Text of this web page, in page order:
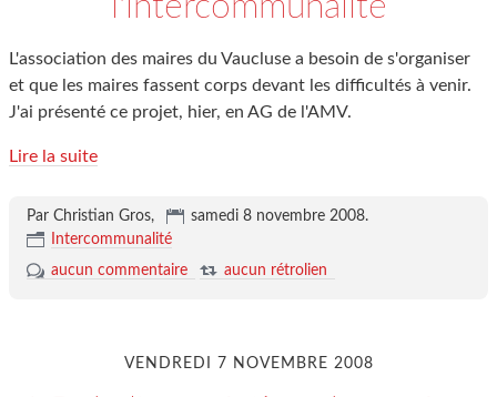
L'association des maires du Vaucluse a besoin de s'organiser
et que les maires fassent corps devant les difficultés à venir.
J'ai présenté ce projet, hier, en AG de l'AMV.
Lire la suite
Par Christian Gros, samedi 8 novembre 2008.
Intercommunalité
aucun commentaire
aucun rétrolien
VENDREDI 7 NOVEMBRE 2008